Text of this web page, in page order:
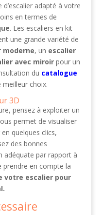
adapté à votre
en termes de
. Les escaliers en kit
une grande variété de
moderne, un escalier
avec miroirpour un
du catalogue
choix.
3D
pensez à exploiter un
permet de visualiser
quelques clics,
des bonnes
adéquate par rapport à
prendre en compte la
votre escalier pour